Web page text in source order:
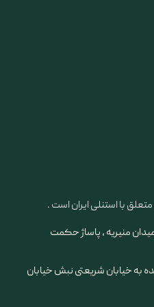
با استنلی ایران است .
میدان منیریه ، پاساژ حکمت
به خیابان شریعتی نبش خیابان